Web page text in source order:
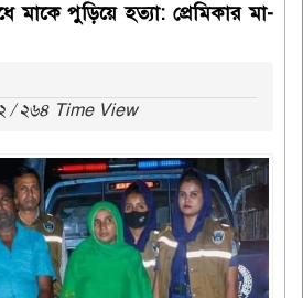
মাকে পুড়িয়ে হত্যা: প্রেমিকার মা-
/ ২৬৪ Time View